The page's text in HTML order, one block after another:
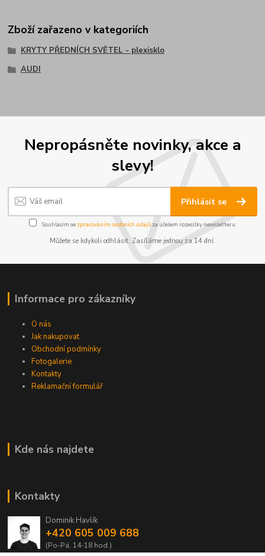
Zboží zařazeno v kategoriích
KRYTY PŘEDNÍCH SVĚTEL - plexisklo
AUDI
Nepropásněte novinky, akce a
slevy!
Přihlásit se
Souhlasím se zpracováním osobních údajůza účelem rozesílky newsletteru.
Můžete se kdykoli odhlásit. Zasíláme jednou za 14 dní.
Informace pro zákazníky
O nás
Jak nakupovat
Obchodní podmínky
Fotogalerie
Kontakty
Reklamační formulář
Kde nás najdete
Kontakty
Dominik Havlík
+420 605 009 688
(Po-Pá, 14-18 hod.)